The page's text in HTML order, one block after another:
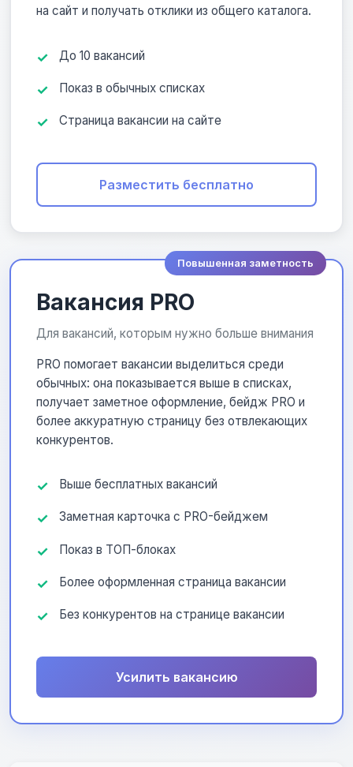
на сайт и получать отклики из общего каталога.
До 10 вакансий
Показ в обычных списках
Страница вакансии на сайте
Разместить бесплатно
Повышенная заметность
Вакансия PRO
Для вакансий, которым нужно больше внимания
PRO помогает вакансии выделиться среди
обычных: она показывается выше в списках,
получает заметное оформление, бейдж PRO и
более аккуратную страницу без отвлекающих
конкурентов.
Выше бесплатных вакансий
Заметная карточка с PRO-бейджем
Показ в ТОП-блоках
Более оформленная страница вакансии
Без конкурентов на странице вакансии
Усилить вакансию